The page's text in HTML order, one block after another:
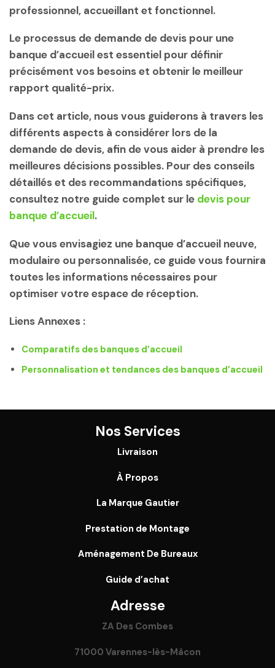
professionnel, accueillant et fonctionnel.
Le processus de demande de devis pour une
banque d’accueil est essentiel pour définir
précisément vos besoins et obtenir le meilleur
rapport qualité-prix.
Dans cet article, nous vous guiderons à travers les
différents aspects à considérer lors de la
demande de devis, afin de vous aider à prendre les
meilleures décisions possibles. Pour des conseils
détaillés et des recommandations spécifiques,
consultez notre guide complet sur le devis pour
banque d’accueil.
Que vous envisagiez une banque d’accueil neuve,
modulaire ou personnalisée, ce guide vous fournira
toutes les informations nécessaires pour
optimiser votre espace de réception.
Liens Annexes :
Comparatifs des banques d’accueil
Personnalisation et tendances des banques d’accueil
Nos Services
Livraison
À Propos
La Marque Gautier
Prestation de Montage
Aménagement De Bureaux
Guide d’achat
Adresse
ZA Des Combes
71000 Varennes-lès-Mâcon